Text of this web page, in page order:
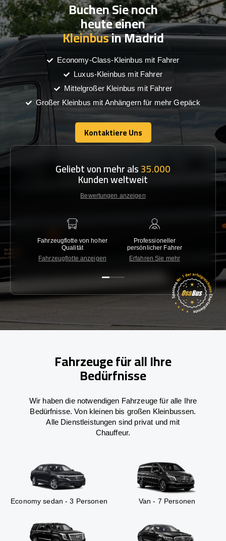
Buchen Sie noch
heute einen
Kleinbusin Madrid
Economy-Class-Kleinbus mit Fahrer
Luxus-Kleinbus mit Fahrer
Mittelgroßer Kleinbus mit Fahrer
Großer Kleinbus mit Anhängern für mehr Gepäck
Kontaktiere Uns
Kontaktiere Uns
Geliebt von mehr als35.000
Kunden weltweit
Bewertungen anzeigen
Fahrzeugflotte von hoher
Qualität
Fahrzeugflotte anzeigen
Professioneller
persönlicher Fahrer
Erfahren Sie mehr
Fahrzeuge für all Ihre
Bedürfnisse
Wir haben die notwendigen Fahrzeuge für alle Ihre
Bedürfnisse. Von kleinen bis großen Kleinbussen.
Alle Dienstleistungen sind privat und mit
Chauffeur.
Economy sedan - 3 Personen Van - 7 Personen